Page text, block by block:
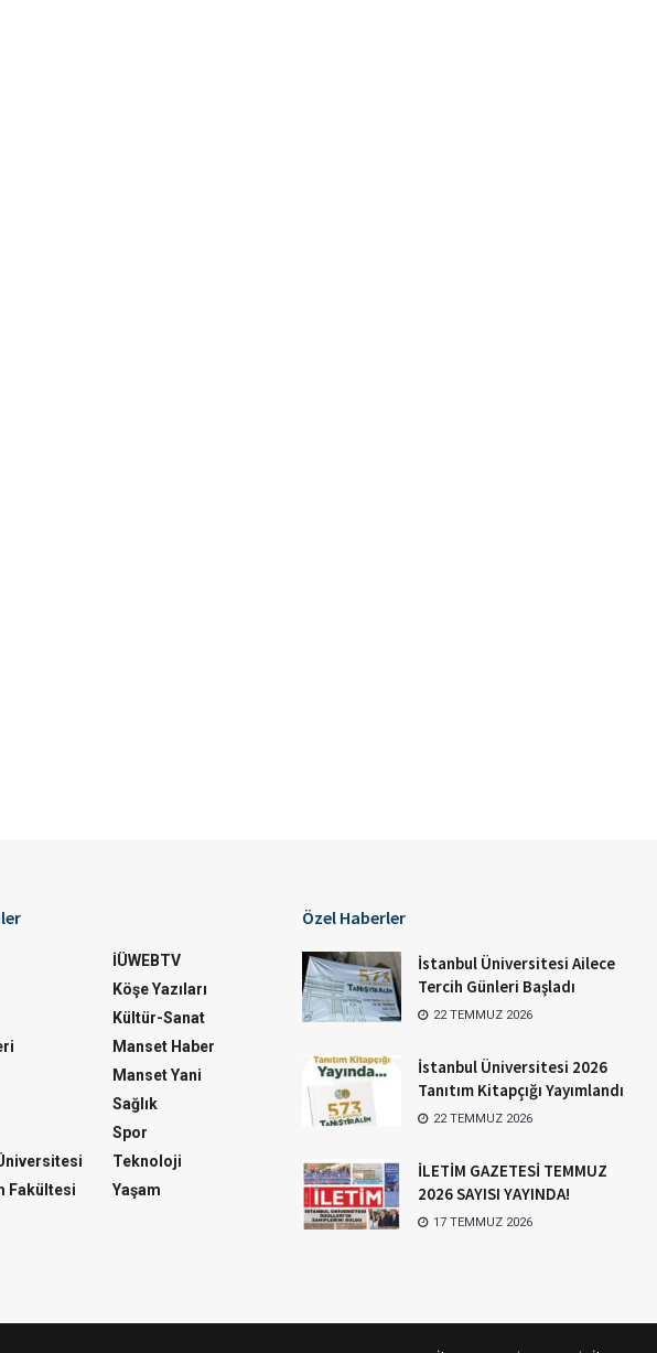
Fakültesi
İÜWEBTV
Köşe Yazıları
Kültür-Sanat
Manset Haber
Manset Yani
Sağlık
Spor
Teknoloji
Yaşam
Özel Haberler
İstanbul Üniversitesi Ailece
Tercih Günleri Başladı
22 TEMMUZ 2026
İstanbul Üniversitesi 2026
Tanıtım Kitapçığı Yayımlandı
22 TEMMUZ 2026
İLETİM GAZETESİ TEMMUZ
2026 SAYISI YAYINDA!
17 TEMMUZ 2026